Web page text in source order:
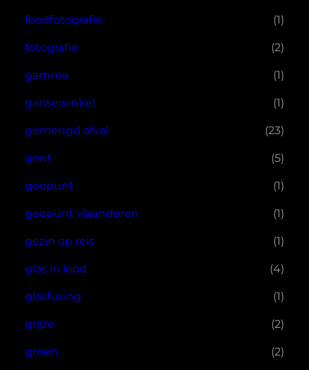
foodfotografie (1)
fotografie (2)
gamma (1)
gansewinkel (1)
gemengd afval (23)
gent (5)
geopunt (1)
geopunt vlaanderen (1)
gezin op reis (1)
glas in lood (4)
glasfusing (1)
grijze (2)
groen (2)